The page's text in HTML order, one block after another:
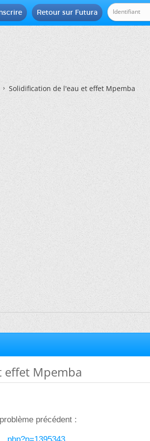
Retour sur Futura
Solidification de l'eau et effet Mpemba
effet Mpemba
précédent :